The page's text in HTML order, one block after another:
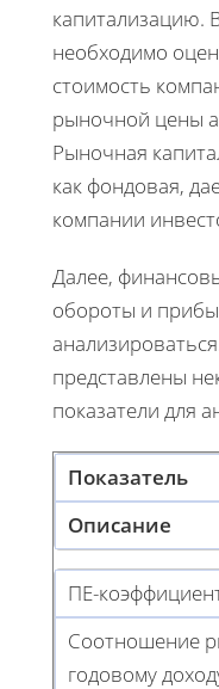
капитализацию.
необходимо
стоимость
рыночной цены
Рыночная
как фондовая,
компании
Далее,
обороты и
представлены
показатели для
Показатель
Описание
ПЕ-
Соотношение
годовому